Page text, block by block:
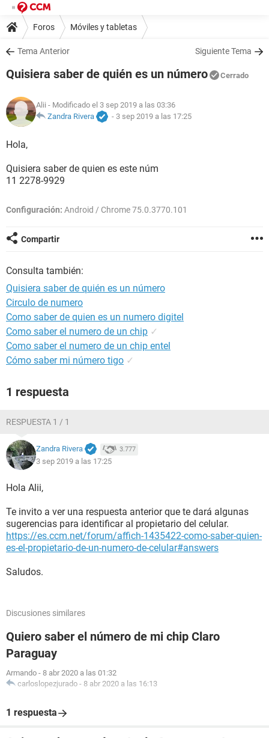
Foros Móviles y tabletas
Tema Anterior Siguiente Tema
Quisiera saber de quién es un número Cerrado
Alii - Modificado el 3 sep 2019 a las 03:36
Zandra Rivera
- 3 sep 2019 a las 17:25
Hola,
Quisiera saber de quien es este núm
11 2278-9929
Configuración: Android / Chrome 75.0.3770.101
Compartir
Consulta también:
Quisiera saber de quién es un número
Circulo de numero
Como saber de quien es un numero digitel
Como saber el numero de un chip ✓
Como saber el numero de un chip entel
Cómo saber mi número tigo ✓
1 respuesta
RESPUESTA 1 / 1
Zandra Rivera 3.777
3 sep 2019 a las 17:25
Hola Alii,
Te invito a ver una respuesta anterior que te dará algunas
sugerencias para identificar al propietario del celular.
https://es.ccm.net/forum/affich-1435422-como-saber-quien-
es-el-propietario-de-un-numero-de-celular#answers
Saludos.
Discusiones similares
Quiero saber el número de mi chip Claro
Paraguay
Armando - 8 abr 2020 a las 01:32
carloslopezjurado - 8 abr 2020 a las 16:13
1 respuesta